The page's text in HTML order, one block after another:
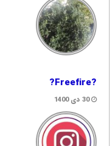
?Freefire?
30 دی 1400